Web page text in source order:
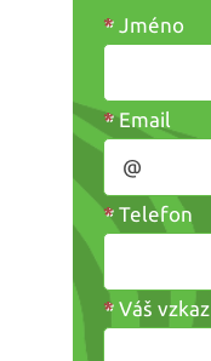
* Jméno
*Email
* Telefon
* Váš vzkaz